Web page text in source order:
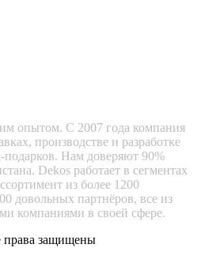
опытом. С 2007 года компания
производстве и разработке
Нам доверяют 90%
Dekos работает в сегментах
из более 1200
довольных партнёров, все из
компаниями в своей сфере.
права защищены